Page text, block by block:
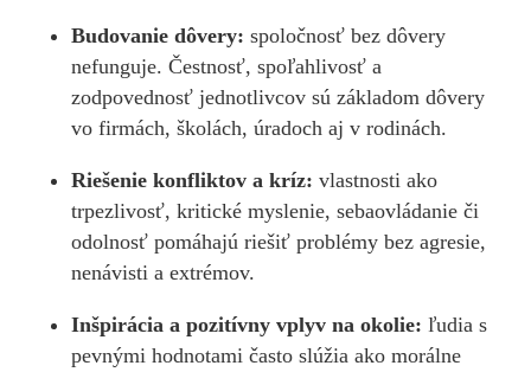
Budovanie dôvery:spoločnosť bez dôvery
nefunguje. Čestnosť, spoľahlivosť a
zodpovednosť jednotlivcov sú základom dôvery
vo firmách, školách, úradoch aj v rodinách.
Riešenie konfliktov a kríz:vlastnosti ako
trpezlivosť, kritické myslenie, sebaovládanie či
odolnosť pomáhajú riešiť problémy bez agresie,
nenávisti a extrémov.
Inšpirácia a pozitívny vplyv na okolie:ľudia s
pevnými hodnotami často slúžia ako morálne